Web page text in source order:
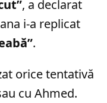
, a declarat
i-a replicat
.
orice tentativă
cu Ahmed.